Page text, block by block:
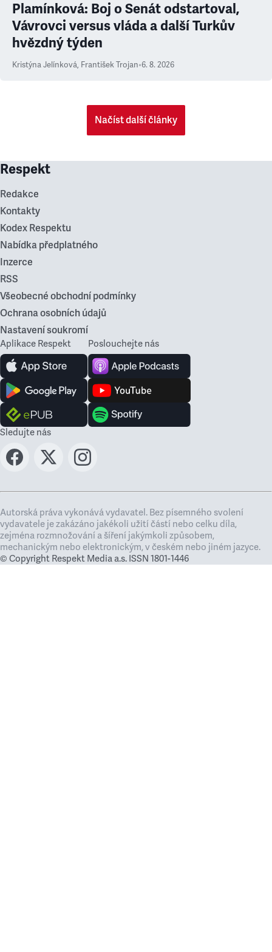
Plamínková: Boj o Senát odstartoval,
Vávrovci versus vláda a další Turkův
hvězdný týden
Kristýna Jelínková, František Trojan•6. 8. 2026
Načíst další články
Respekt
Redakce
Kontakty
Kodex Respektu
Nabídka předplatného
Inzerce
RSS
Všeobecné obchodní podmínky
Ochrana osobních údajů
Nastavení soukromí
Aplikace Respekt Poslouchejte nás
Sledujte nás
Autorská práva vykonává vydavatel. Bez písemného svolení
vydavatele je zakázáno jakékoli užití částí nebo celku díla,
zejména rozmnožování a šíření jakýmkoli způsobem,
mechanickým nebo elektronickým, v českém nebo jiném jazyce.
© Copyright Respekt Media a.s. ISSN 1801-1446